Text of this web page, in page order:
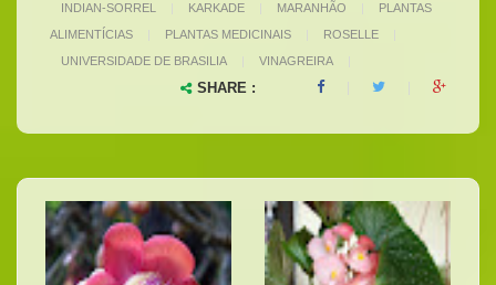
INDIAN-SORREL
KARKADE MARANHÃO
PLANTAS
ALIMENTÍCIAS
PLANTAS MEDICINAIS ROSELLE
UNIVERSIDADE DE BRASILIA
VINAGREIRA
SHARE :